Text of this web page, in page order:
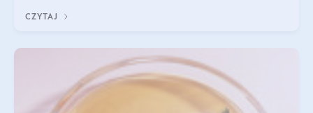
osłabienie włosów.
CZYTAJ